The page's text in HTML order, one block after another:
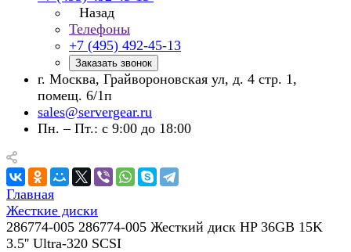
Назад
Телефоны
+7 (495) 492-45-13
Заказать звонок
г. Москва, Грайвороновская ул, д. 4 стр. 1,
помещ. 6/1п
sales@servergear.ru
Пн. – Пт.: с 9:00 до 18:00
Главная
Жесткие диски
286774-005 286774-005 Жесткий диск HP 36GB 15K
3.5'' Ultra-320 SCSI